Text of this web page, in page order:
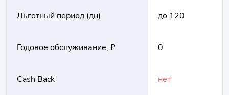
Льготный период (дн) до 120
Годовое обслуживание, ₽ 0
Cash Back нет